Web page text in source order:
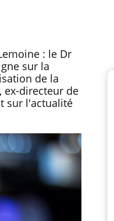
: le Dr
sur la
de la
ex-directeur de
sur l'actualité
Pourquoi votre ventre
gâche-t-il les premiers
jours de vos vacances ?